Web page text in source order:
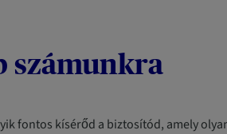
számunkra
fontos kísérőd a biztosítód, amely